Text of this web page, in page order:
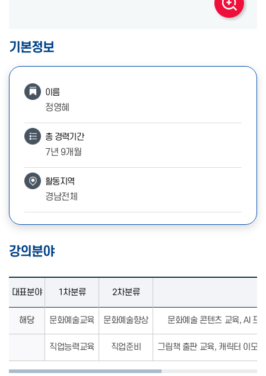
기본정보
이름
정영혜
총 경력기간
7년 9개월
활동지역
경남전체
강의분야
대표분야 1차분류 2차분류
해당 문화예술교육 문화예술향상 문화예술 콘텐츠 교육, AI 프
직업능력교육 직업준비 그림책 출판 교육, 캐릭터 이모